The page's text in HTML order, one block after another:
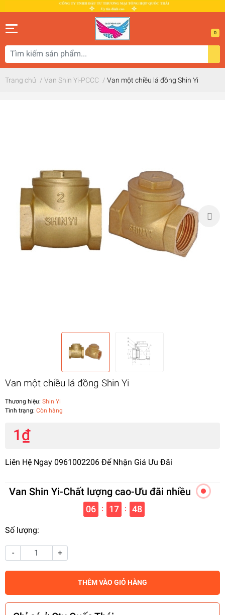
0
Trang chủ / Van Shin Yi-PCCC / Van một chiều lá đồng Shin Yi
Van một chiều lá đồng Shin Yi
Thương hiệu: Shin Yi
Tình trạng: Còn hàng
1₫
Liên Hệ Ngay 0961002206 Để Nhận Giá Ưu Đãi
Van Shin Yi-Chất lượng cao-Ưu đãi nhiều
06 : 17 : 47
Số lượng:
- +
THÊM VÀO GIỎ HÀNG